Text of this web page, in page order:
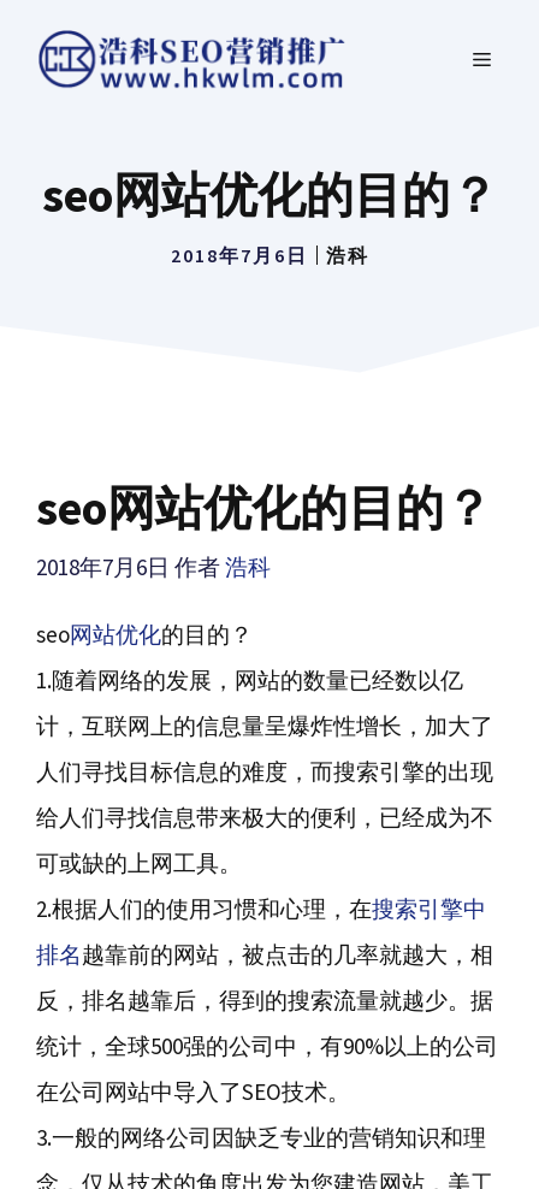
菜
seo网站优化的目的？
2018年7月6日 浩科
seo网站优化的目的？
2018年7月6日 作者浩科
seo网站优化的目的？
1.随着网络的发展，网站的数量已经数以亿
计，互联网上的信息量呈爆炸性增长，加大了
人们寻找目标信息的难度，而搜索引擎的出现
给人们寻找信息带来极大的便利，已经成为不
可或缺的上网工具。
2.根据人们的使用习惯和心理，在搜索引擎中
排名越靠前的网站，被点击的几率就越大，相
反，排名越靠后，得到的搜索流量就越少。据
统计，全球500强的公司中，有90%以上的公司
在公司网站中导入了SEO技术。
3.一般的网络公司因缺乏专业的营销知识和理